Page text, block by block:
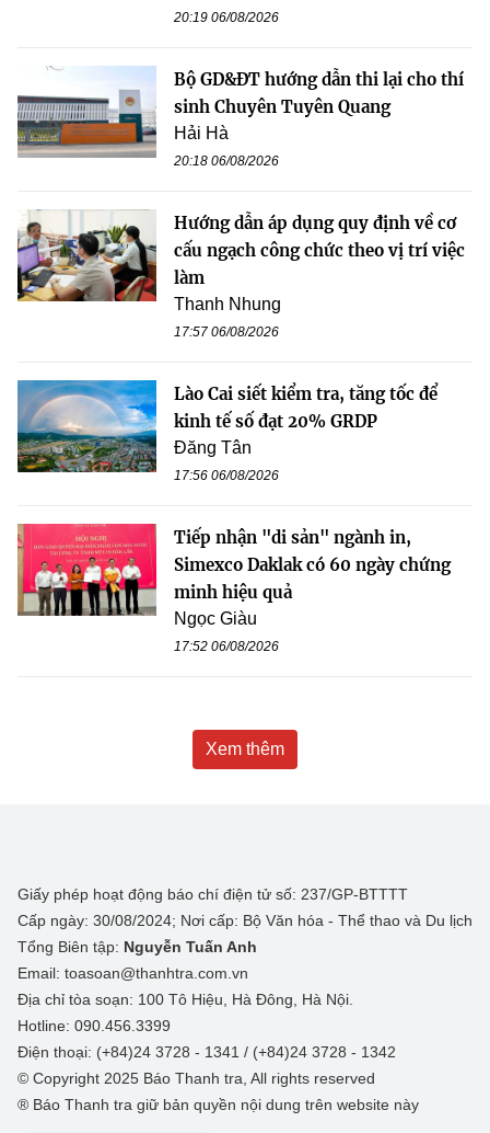
20:19 06/08/2026
Bộ GD&ĐT hướng dẫn thi lại cho thí
sinh Chuyên Tuyên Quang
Hải Hà
20:18 06/08/2026
Hướng dẫn áp dụng quy định về cơ
cấu ngạch công chức theo vị trí việc
làm
Thanh Nhung
17:57 06/08/2026
Lào Cai siết kiểm tra, tăng tốc để
kinh tế số đạt 20% GRDP
Đăng Tân
17:56 06/08/2026
Tiếp nhận "di sản" ngành in,
Simexco Daklak có 60 ngày chứng
minh hiệu quả
Ngọc Giàu
17:52 06/08/2026
Xem thêm
Giấy phép hoạt động báo chí điện tử số: 237/GP-BTTTT
Cấp ngày: 30/08/2024; Nơi cấp: Bộ Văn hóa - Thể thao và Du lịch
Tổng Biên tập: Nguyễn Tuấn Anh
Email: toasoan@thanhtra.com.vn
Địa chỉ tòa soạn: 100 Tô Hiệu, Hà Đông, Hà Nội.
Hotline: 090.456.3399
Điện thoại: (+84)24 3728 - 1341 / (+84)24 3728 - 1342
© Copyright 2025 Báo Thanh tra, All rights reserved
® Báo Thanh tra giữ bản quyền nội dung trên website này